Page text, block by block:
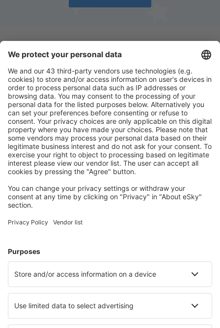
Descarga nuestra appy planifica
cómodamente tus viajes
Planifica tu viaje
Vuelos baratos
Escapadas
Vuelo+Hotel
Hoteles
Traslados
Atracciones
Eventos deportivos